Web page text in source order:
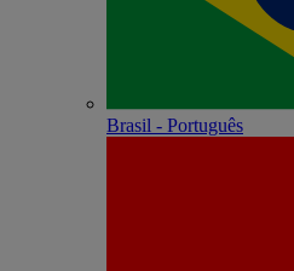
Brasil - Português